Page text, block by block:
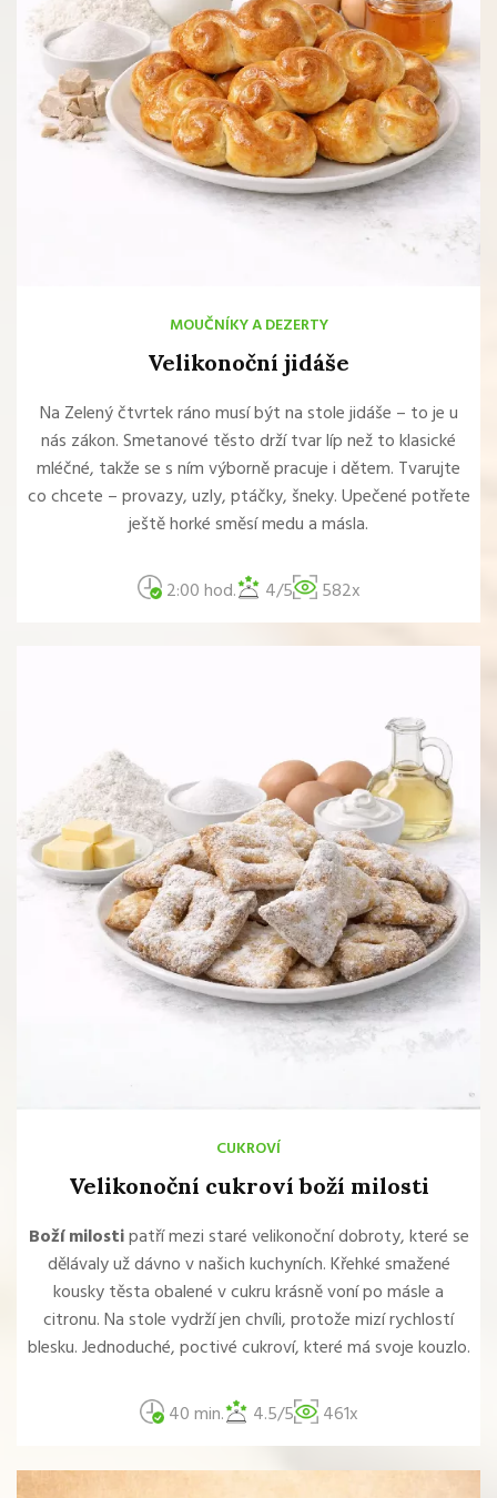
MOUČNÍKY A DEZERTY
Velikonoční jidáše
Na Zelený čtvrtek ráno musí být na stole jidáše – to je u
nás zákon. Smetanové těsto drží tvar líp než to klasické
mléčné, takže se s ním výborně pracuje i dětem. Tvarujte
co chcete – provazy, uzly, ptáčky, šneky. Upečené potřete
ještě horké směsí medu a másla.
2:00 hod. 4/5 582x
CUKROVÍ
Velikonoční cukroví boží milosti
Boží milostipatří mezi staré velikonoční dobroty, které se
dělávaly už dávno v našich kuchyních. Křehké smažené
kousky těsta obalené v cukru krásně voní po másle a
citronu. Na stole vydrží jen chvíli, protože mizí rychlostí
blesku. Jednoduché, poctivé cukroví, které má svoje kouzlo.
40 min. 4.5/5 461x